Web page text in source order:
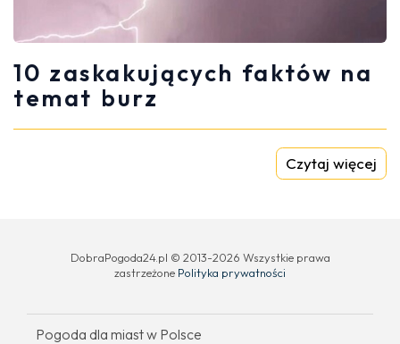
10 zaskakujących faktów na
temat burz
Czytaj więcej
DobraPogoda24.pl © 2013-2026 Wszystkie prawa
zastrzeżone Polityka prywatności
Pogoda dla miast w Polsce